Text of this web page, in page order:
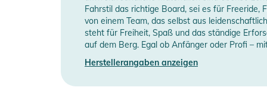
- Grundmaterial: Gesintert True
- Flex: 7/10
Produktinformationen und
Flex
Board-Typ
Manufacturer Information
Fahrstil das richtige Board, sei es für Freeride,
von einem Team, das selbst aus
steht für Freiheit, Spaß und das ständige
auf dem Berg. Egal ob Anfänger oder Profi –
Herstellerangaben anzeigen